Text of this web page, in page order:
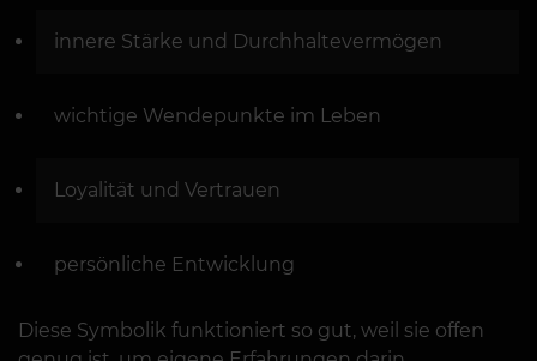
innere Stärke und Durchhaltevermögen
wichtige Wendepunkte im Leben
Loyalität und Vertrauen
persönliche Entwicklung
Diese Symbolik funktioniert so gut, weil sie offen